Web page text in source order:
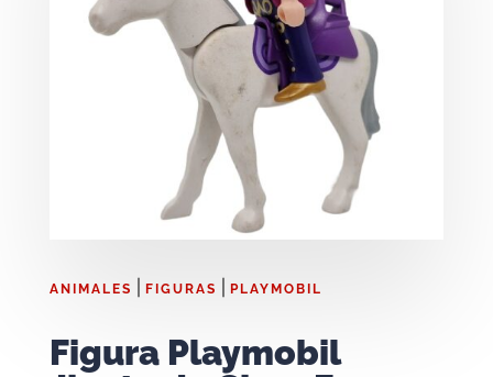
ANIMALES FIGURAS PLAYMOBIL
Figura Playmobil